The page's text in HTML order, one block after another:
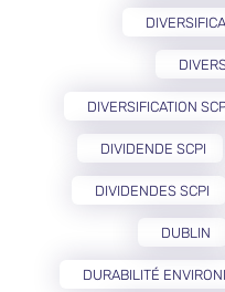
DIVERSIFICATION
DIVIDENDE SCPI
DIVIDENDES SCPI
DUBLIN
DURABILITÉ